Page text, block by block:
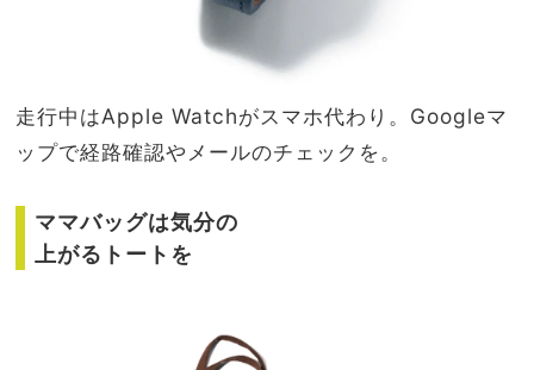
走行中はApple Watchがスマホ代わり。Googleマ
ップで経路確認やメールのチェックを。
ママバッグは気分の
上がるトートを